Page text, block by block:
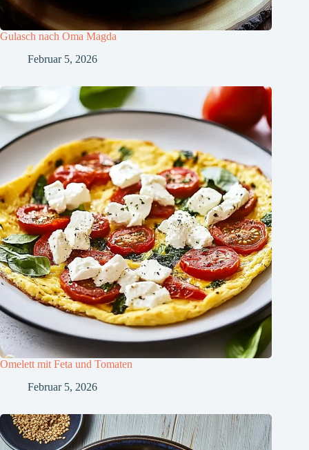
Gulasch nach Oma Magda
Februar 5, 2026
Omelett mit Feta und Tomaten
Februar 5, 2026